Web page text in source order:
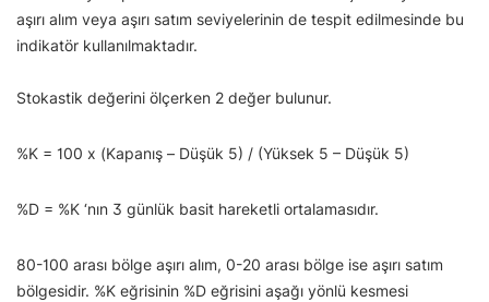
aşırı alım veya aşırı satım seviyelerinin de tespit edilmesinde bu
indikatör kullanılmaktadır.
Stokastik değerini ölçerken 2 değer bulunur.
%K = 100 x (Kapanış – Düşük 5) / (Yüksek 5 – Düşük 5)
%D = %K ‘nın 3 günlük basit hareketli ortalamasıdır.
80-100 arası bölge aşırı alım, 0-20 arası bölge ise aşırı satım
bölgesidir. %K eğrisinin %D eğrisini aşağı yönlü kesmesi